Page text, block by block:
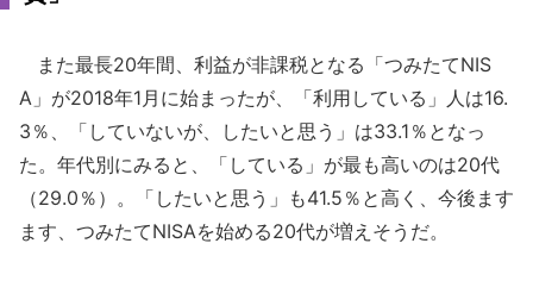
また最長20年間、利益が非課税となる「つみたてNIS
A」が2018年1月に始まったが、「利用している」人は16.
3％、「していないが、したいと思う」は33.1％となっ
た。年代別にみると、「している」が最も高いのは20代
（29.0％）。「したいと思う」も41.5％と高く、今後ます
ます、つみたてNISAを始める20代が増えそうだ。